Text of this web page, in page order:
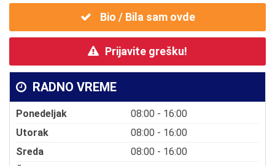
Bio / Bila sam ovde
Prijavite grešku!
RADNO VREME
Ponedeljak
08:00 - 16:00
Utorak
08:00 - 16:00
Sreda
08:00 - 16:00